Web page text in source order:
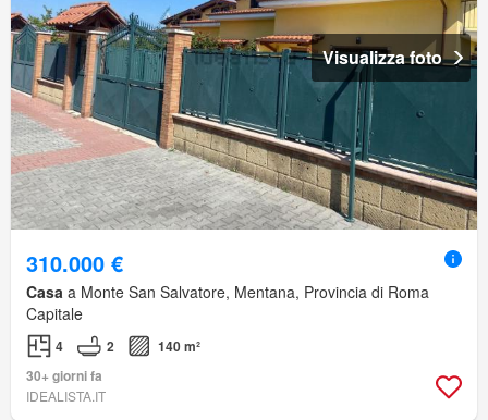
Visualizza foto
310.000 €
Casa a Monte San Salvatore, Mentana, Provincia di Roma
Capitale
4 2
140 m²
30+ giorni fa
IDEALISTA.IT